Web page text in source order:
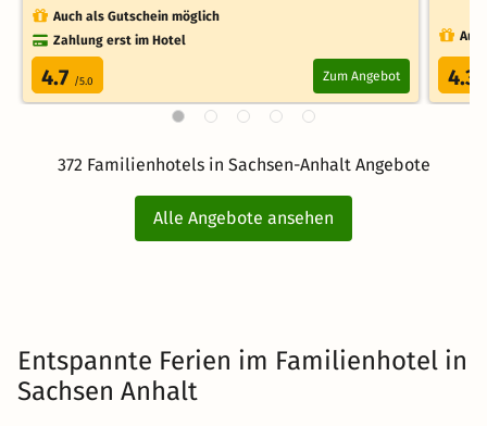
Auch als Gutschein möglich
Zahlung erst im Hotel
4.7 /5.0 Zum Angebot 4.3
372 Familienhotels in Sachsen-Anhalt Angebote
Alle Angebote ansehen
Entspannte Ferien im Familienhotel in
Sachsen Anhalt